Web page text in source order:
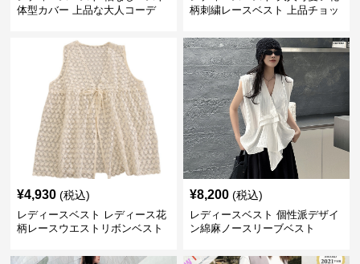
体型カバー 上品な大人コーデ
柄刺繍レースベスト 上品チョッ
¥4,930 (税込)
レディースベスト レディース花
柄レースウエストリボンベスト
¥8,200 (税込)
レディースベスト 個性派デザイ
ン綿麻ノースリーブベスト